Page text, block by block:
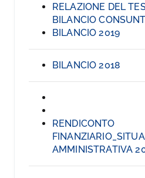
RELAZIONE DEL
BILANCIO
BILANCIO 2019
BILANCIO 2018
RENDICONTO
AMMINISTRATIVA